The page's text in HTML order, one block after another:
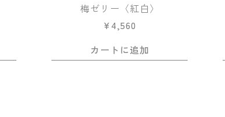
梅ゼリー〈紅白〉
¥4,560
カートに追加